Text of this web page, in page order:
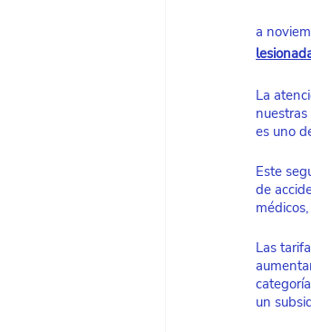
a
La
es uno
Este
de
Las
un